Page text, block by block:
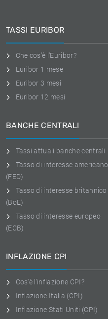
TASSI EURIBOR
Che cos'è l'Euribor?
Euribor 1 mese
Euribor 3 mesi
Euribor 12 mesi
BANCHE CENTRALI
Tassi attuali banche centrali
Tasso di interesse americano
(FED)
Tasso di interesse britannico
(BoE)
Tasso di interesse europeo
(ECB)
INFLAZIONE CPI
Cos'è l'inflazione CPI?
Inflazione Italia (CPI)
Inflazione Stati Uniti (CPI)